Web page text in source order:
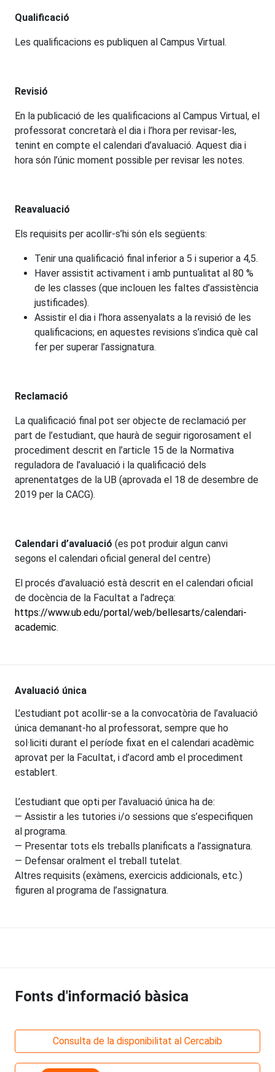
Qualificació
Les qualificacions es publiquen al Campus Virtual.
Revisió
En la publicació de les qualificacions al Campus Virtual, el
professorat concretarà el dia i l’hora per revisar-les,
tenint en compte el calendari d’avaluació. Aquest dia i
hora són l’únic moment possible per revisar les notes.
Reavaluació
Els requisits per acollir-s’hi són els següents:
Tenir una qualificació final inferior a 5 i superior a 4,5.
Haver assistit activament i amb puntualitat al 80 %
de les classes (que inclouen les faltes d’assistència
justificades).
Assistir el dia i l’hora assenyalats a la revisió de les
qualificacions; en aquestes revisions s’indica què cal
fer per superar l’assignatura.
Reclamació
La qualificació final pot ser objecte de reclamació per
part de l’estudiant, que haurà de seguir rigorosament el
procediment descrit en l’article 15 de la Normativa
reguladora de l’avaluació i la qualificació dels
aprenentatges de la UB (aprovada el 18 de desembre de
2019 per la CACG).
Calendari d’avaluació (es pot produir algun canvi
segons el calendari oficial general del centre)
El procés d’avaluació està descrit en el calendari oficial
de docència de la Facultat a l’adreça:
https://www.ub.edu/portal/web/bellesarts/calendari-
academic.
Avaluació única
L’estudiant pot acollir-se a la convocatòria de l’avaluació
única demanant-ho al professorat, sempre que ho
sol·liciti durant el període fixat en el calendari acadèmic
aprovat per la Facultat, i d’acord amb el procediment
establert.
L’estudiant que opti per l’avaluació única ha de:
— Assistir a les tutories i/o sessions que s’especifiquen
al programa.
— Presentar tots els treballs planificats a l’assignatura.
— Defensar oralment el treball tutelat.
Altres requisits (exàmens, exercicis addicionals, etc.)
figuren al programa de l’assignatura.
Fonts d'informació bàsica
Consulta de la disponibilitat al Cercabib